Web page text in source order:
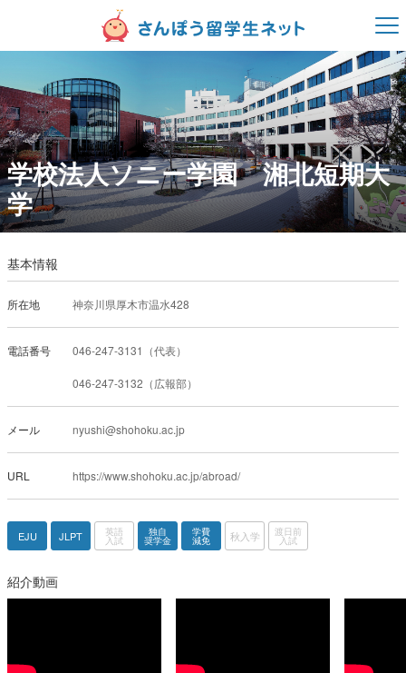
学校法人ソニー学園 湘北短期大
学
基本情報
所在地 神奈川県厚木市温水428
電話番号
046-247-3132（広報部）
メール nyushi@shohoku.ac.jp
URL https://www.shohoku.ac.jp/abroad/
EJU JLPT 英語
入試
独自
奨学金
学費
減免 秋入学 渡日前
入試
紹介動画